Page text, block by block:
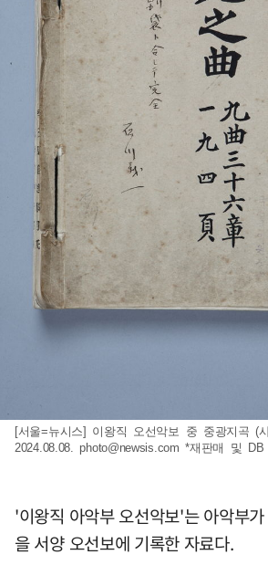
[서울=뉴시스] 이왕직 오선악보 중 중광지곡 (
2024.08.08.photo@newsis.com *재판매 및 DB
'이왕직 아악부 오선악보'는 아악부
을 서양 오선보에 기록한 자료다.